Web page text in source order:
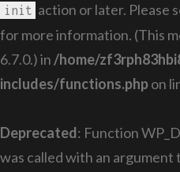
init action or later. Please
for more information. (This
6.7.0.) in /home/
includes/functions.phpon
Deprecated: Function
was called with an argument